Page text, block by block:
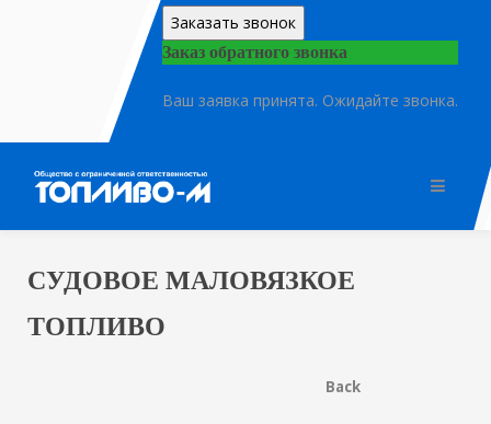
Заказать звонок
Заказ обратного звонка
Ваш заявка принята. Ожидайте звонка.
СУДОВОЕ МАЛОВЯЗКОЕ
ТОПЛИВО
Back